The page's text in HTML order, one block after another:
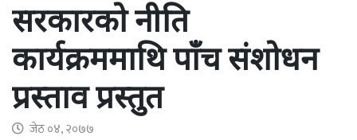
सरकारको नीति
कार्यक्रममाथि पाँच संशोधन
प्रस्ताव प्रस्तुत
जेठ ०४, २०७७